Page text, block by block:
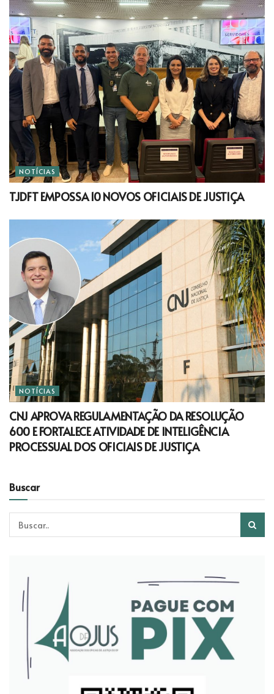
NOTÍCIAS
TJDFT EMPOSSA 10 NOVOS OFICIAIS DE JUSTIÇA
NOTÍCIAS
CNJ APROVA REGULAMENTAÇÃO DA RESOLUÇÃO
600 E FORTALECE ATIVIDADE DE INTELIGÊNCIA
PROCESSUAL DOS OFICIAIS DE JUSTIÇA
Buscar